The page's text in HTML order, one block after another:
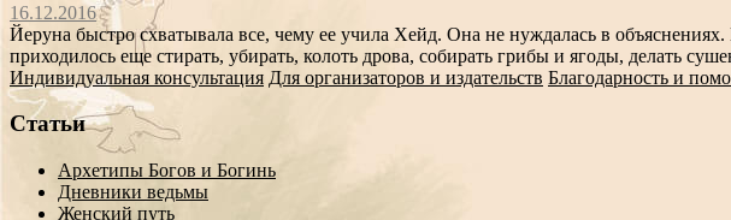
16.12.2016
Йеруна быстро схватывала все, чему ее учила Хейд. Она не нуждалась в
приходилось еще стирать, убирать, колоть дрова, собирать грибы и ягоды, делать
Индивидуальная консультация Для организаторов и издательств Благодарность и
Статьи
Архетипы Богов и Богинь
Дневники ведьмы
Женский путь